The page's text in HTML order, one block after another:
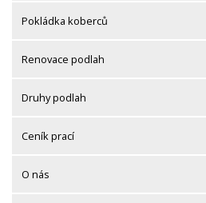
Pokládka koberců
Renovace podlah
Druhy podlah
Ceník prací
O nás